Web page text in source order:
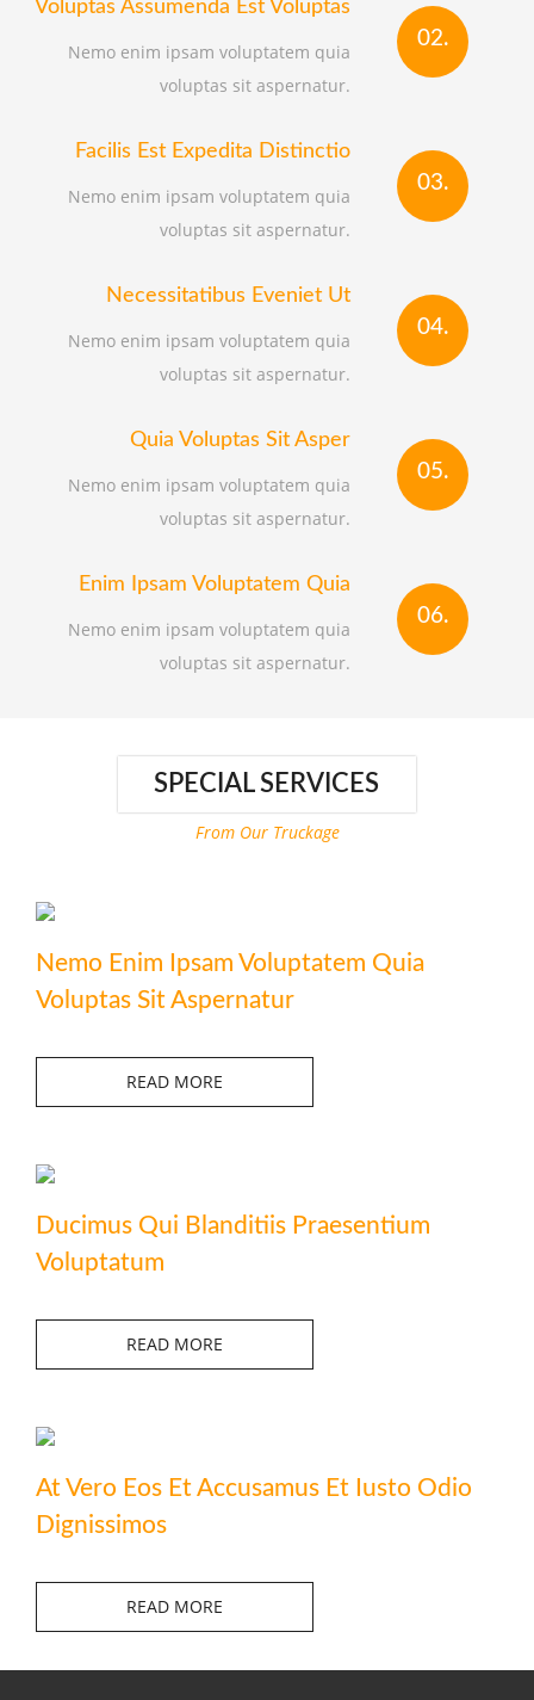
Voluptas Assumenda Est Voluptas
Nemo enim ipsam voluptatem quia
voluptas sit aspernatur.
02.
Facilis Est Expedita Distinctio
Nemo enim ipsam voluptatem quia
voluptas sit aspernatur.
03.
04.
Necessitatibus Eveniet Ut
Nemo enim ipsam voluptatem quia
voluptas sit aspernatur.
05.
Quia Voluptas Sit Asper
Nemo enim ipsam voluptatem quia
voluptas sit aspernatur.
06.
Enim Ipsam Voluptatem Quia
Nemo enim ipsam voluptatem quia
voluptas sit aspernatur.
SPECIAL SERVICES
From Our Truckage
Nemo Enim Ipsam Voluptatem Quia
Voluptas Sit Aspernatur
READ MORE
Ducimus Qui Blanditiis Praesentium
Voluptatum
READ MORE
At Vero Eos Et Accusamus Et Iusto Odio
Dignissimos
READ MORE